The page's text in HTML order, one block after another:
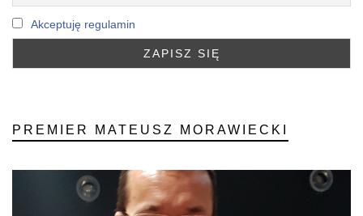
Akceptuję regulamin
PREMIER MATEUSZ MORAWIECKI